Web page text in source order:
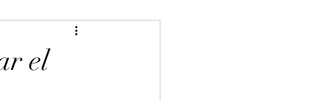
Festividades
el